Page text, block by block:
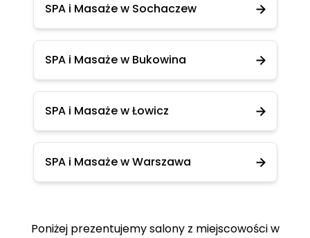
SPA i Masaże w Sochaczew
SPA i Masaże w Bukowina
SPA i Masaże w Łowicz
SPA i Masaże w Warszawa
Poniżej prezentujemy salony z miejscowości w